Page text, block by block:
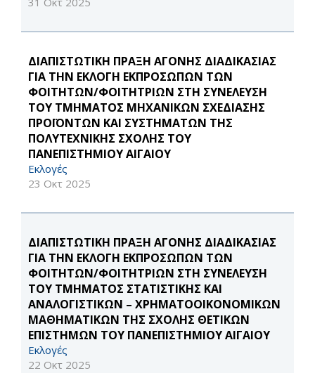
ΔΙΑΠΙΣΤΩΤΙΚΗ ΠΡΑΞΗ ΑΓΟΝΗΣ ΔΙΑΔΙΚΑΣΙΑΣ
ΓΙΑ ΤΗΝ ΕΚΛΟΓΗ ΕΚΠΡΟΣΩΠΩΝ ΤΩΝ
ΦΟΙΤΗΤΩΝ/ΦΟΙΤΗΤΡΙΩΝ ΣΤΗ ΣΥΝΕΛΕΥΣΗ
ΤΟΥ ΤΜΗΜΑΤΟΣ ΜΗΧΑΝΙΚΩΝ ΣΧΕΔΙΑΣΗΣ
ΠΡΟΪΟΝΤΩΝ ΚΑΙ ΣΥΣΤΗΜΑΤΩΝ ΤΗΣ
ΠΟΛΥΤΕΧΝΙΚΗΣ ΣΧΟΛΗΣ ΤΟΥ
ΠΑΝΕΠΙΣΤΗΜΙΟΥ ΑΙΓΑΙΟΥ
Εκλογές
23 Οκτ 2025
ΔΙΑΠΙΣΤΩΤΙΚΗ ΠΡΑΞΗ ΑΓΟΝΗΣ ΔΙΑΔΙΚΑΣΙΑΣ
ΓΙΑ ΤΗΝ ΕΚΛΟΓΗ ΕΚΠΡΟΣΩΠΩΝ ΤΩΝ
ΦΟΙΤΗΤΩΝ/ΦΟΙΤΗΤΡΙΩΝ ΣΤΗ ΣΥΝΕΛΕΥΣΗ
ΤΟΥ ΤΜΗΜΑΤΟΣ ΣΤΑΤΙΣΤΙΚΗΣ ΚΑΙ
ΑΝΑΛΟΓΙΣΤΙΚΩΝ – ΧΡΗΜΑΤΟΟΙΚΟΝΟΜΙΚΩΝ
ΜΑΘΗΜΑΤΙΚΩΝ ΤΗΣ ΣΧΟΛΗΣ ΘΕΤΙΚΩΝ
ΕΠΙΣΤΗΜΩΝ ΤΟΥ ΠΑΝΕΠΙΣΤΗΜΙΟΥ ΑΙΓΑΙΟΥ
Εκλογές
22 Οκτ 2025